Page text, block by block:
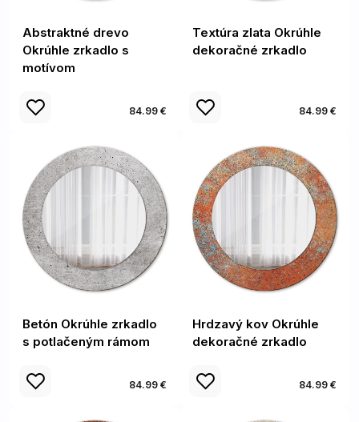
Abstraktné drevo
Okrúhle zrkadlo s
motívom
84.99 €
Textúra zlata Okrúhle
dekoračné zrkadlo
84.99 €
Betón Okrúhle zrkadlo
s potlačeným rámom
84.99 €
Hrdzavý kov Okrúhle
dekoračné zrkadlo
84.99 €